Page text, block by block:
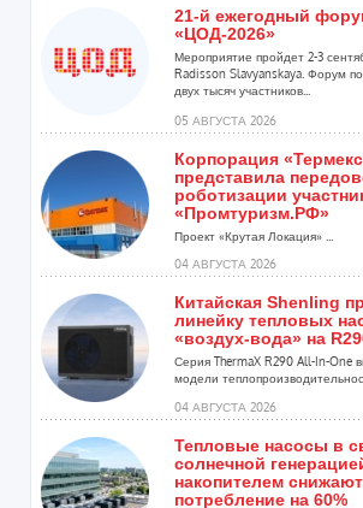
21-й ежегодный
«ЦОД-2026»
Мероприятие пройдет 2-3
Radisson Slavyanskaya. Форум
двух тысяч участников...
05 АВГУСТА 2026
Корпорация
представила
роботизации
«Промтуризм.РФ»
Проект «Крутая Локация» ...
04 АВГУСТА 2026
Китайская Shenling
линейку тепловых
«воздух-вода» на
Серия ThermaX R290 All-In-One
модели
04 АВГУСТА 2026
Тепловые насосы в
солнечной
накопителем снижают
потребление на 60%